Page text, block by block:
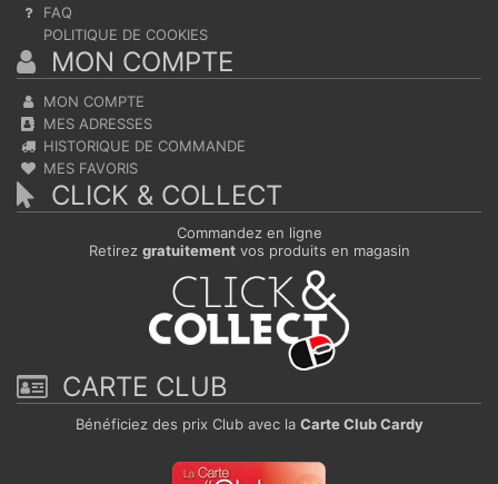
FAQ
POLITIQUE DE COOKIES
MON COMPTE
MON COMPTE
MES ADRESSES
HISTORIQUE DE COMMANDE
MES FAVORIS
CLICK & COLLECT
Commandez en ligne
Retirez gratuitementvos produits en magasin
CARTE CLUB
Bénéficiez des prix Club avec la Carte Club Cardy